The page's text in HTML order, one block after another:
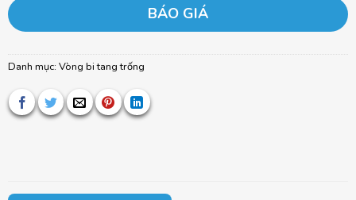
BÁO GIÁ
Danh mục: Vòng bi tang trống